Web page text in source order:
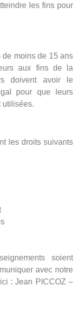
les fins pour
de moins de 15 ans
aux fins de la
doivent avoir le
pour que leurs
utilisées.
les droits suivants
soient
avec notre
: Jean PICCOZ –